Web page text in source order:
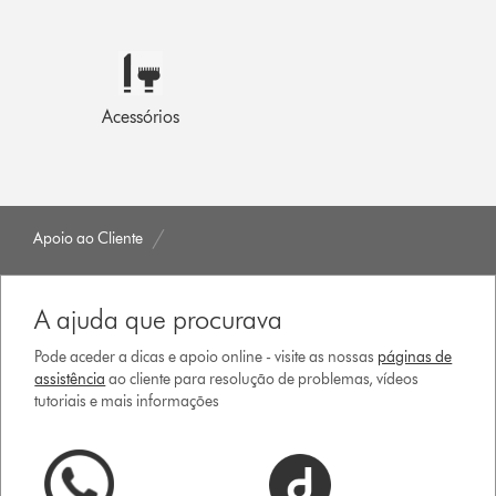
Acessórios
Apoio ao Cliente
A ajuda que procurava
Pode aceder a dicas e apoio online - visite as nossas páginas de
assistência ao cliente para resolução de problemas, vídeos
tutoriais e mais informações